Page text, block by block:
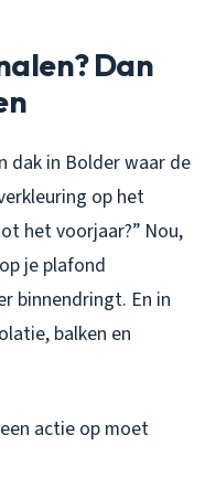
Dan
dak in Bolder waar de
op het
het voorjaar?” Nou,
je plafond
binnendringt. En in
balken en
actie op moet